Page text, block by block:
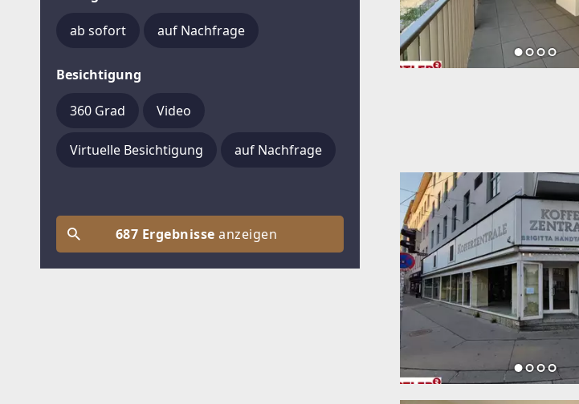
ab sofort auf Nachfrage
Besichtigung
360 Grad Video
Virtuelle Besichtigung auf Nachfrage
687 Ergebnisseanzeigen